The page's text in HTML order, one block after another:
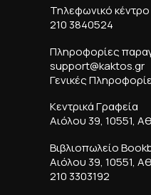
Τηλεφωνικό κέντρο
210 3840524
Πληροφορίες
support@kaktos.gr
Γενικές
Κεντρικά Γραφεία
Αιόλου 39, 10551,
Βιβλιοπωλείο
Αιόλου 39, 10551,
210 3303192